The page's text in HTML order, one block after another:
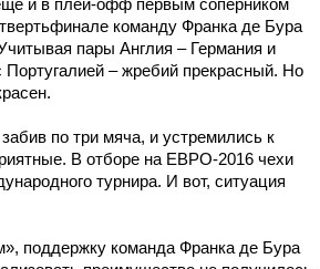
и в плей-офф первым соперником
команду Франка де Бура
пары Англия – Германия и
Португалией – жребий прекрасный. Но
по три мяча, и устремились к
В отборе на ЕВРО-2016 чехи
турнира. И вот, ситуация
поддержку команда Франка де Бура